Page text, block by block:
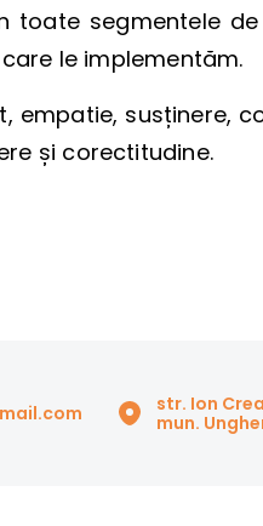
toate segmentele
le implementăm.
susținere,
și corectitudine.
str. Ion
mun.